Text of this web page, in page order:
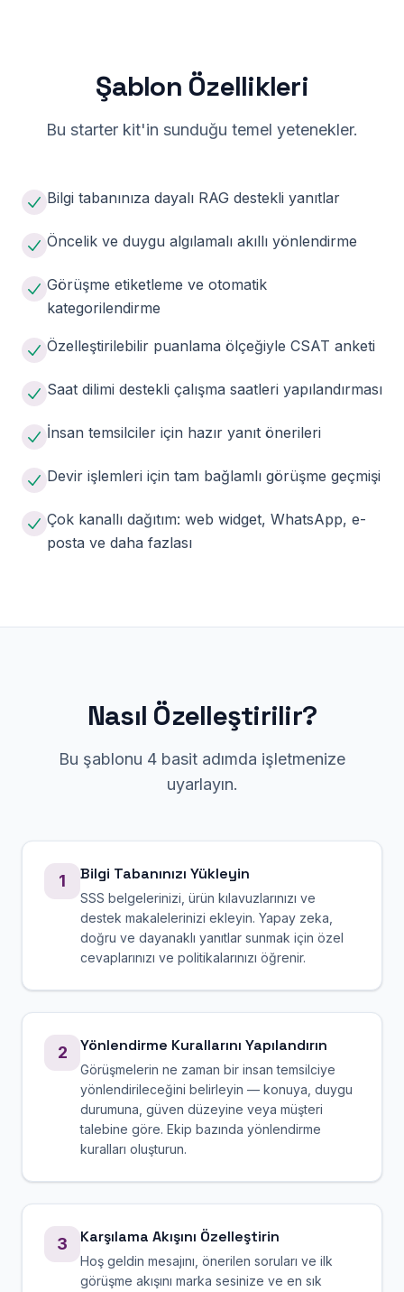
Şablon Özellikleri
Bu starter kit'in sunduğu temel yetenekler.
Bilgi tabanınıza dayalı RAG destekli yanıtlar
Öncelik ve duygu algılamalı akıllı yönlendirme
Görüşme etiketleme ve otomatik
kategorilendirme
Özelleştirilebilir puanlama ölçeğiyle CSAT anketi
Saat dilimi destekli çalışma saatleri yapılandırması
İnsan temsilciler için hazır yanıt önerileri
Devir işlemleri için tam bağlamlı görüşme geçmişi
Çok kanallı dağıtım: web widget, WhatsApp, e-
posta ve daha fazlası
Nasıl Özelleştirilir?
Bu şablonu 4 basit adımda işletmenize
uyarlayın.
1 Bilgi Tabanınızı Yükleyin
SSS belgelerinizi, ürün kılavuzlarınızı ve
destek makalelerinizi ekleyin. Yapay zeka,
doğru ve dayanaklı yanıtlar sunmak için özel
cevaplarınızı ve politikalarınızı öğrenir.
2 Yönlendirme Kurallarını Yapılandırın
Görüşmelerin ne zaman bir insan temsilciye
yönlendirileceğini belirleyin — konuya, duygu
durumuna, güven düzeyine veya müşteri
talebine göre. Ekip bazında yönlendirme
kuralları oluşturun.
3 Karşılama Akışını Özelleştirin
Hoş geldin mesajını, önerilen soruları ve ilk
görüşme akışını marka sesinize ve en sık